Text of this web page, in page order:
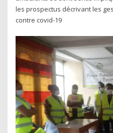
les prospectus décrivant les
contre covid-19